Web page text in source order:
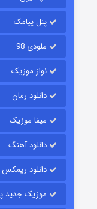
پنل پیامک
ملودی 98
نواز موزیک
دانلود رمان
میفا موزیک
دانلود آهنگ
دانلود ریمکس
موزیک جدید